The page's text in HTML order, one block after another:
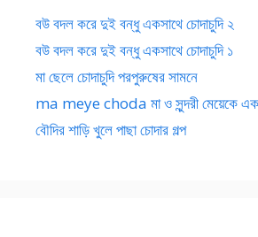
বউ বদল করে দুই বন্ধু একসাথে চোদাচুদি ২
বউ বদল করে দুই বন্ধু একসাথে চোদাচুদি ১
মা ছেলে চোদাচুদি পরপুরুষের সামনে
ma meye choda মা ও সুন্দরী মেয়েকে
বৌদির শাড়ি খুলে পাছা চোদার গল্প